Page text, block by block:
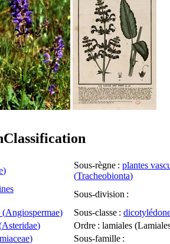
Classification
)
Sous-règne : plantes
(Tracheobionta)
Sous-division :
(Angiospermae) Sous-classe :
Asteridae) Ordre : lamiales (
) Sous-famille :